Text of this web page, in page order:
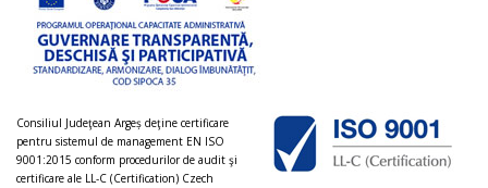
Consiliul Judeţean Argeș deţine certificare
pentru sistemul de management EN ISO
9001:2015 conform procedurilor de audit şi
certificare ale LL-C (Certification) Czech